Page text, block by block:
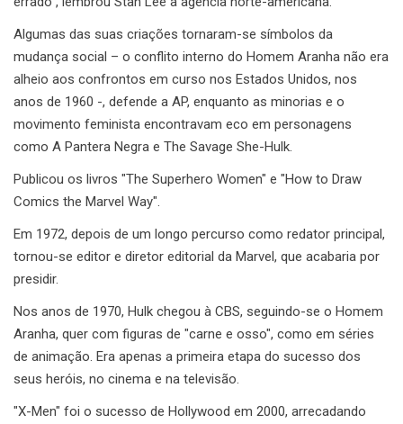
Algumas das suas criações tornaram-se símbolos da
mudança social – o conflito interno do Homem Aranha não era
alheio aos confrontos em curso nos Estados Unidos, nos
anos de 1960 -, defende a AP, enquanto as minorias e o
movimento feminista encontravam eco em personagens
como A Pantera Negra e The Savage She-Hulk.
Publicou os livros "The Superhero Women" e "How to Draw
Comics the Marvel Way".
Em 1972, depois de um longo percurso como redator principal,
tornou-se editor e diretor editorial da Marvel, que acabaria por
presidir.
Nos anos de 1970, Hulk chegou à CBS, seguindo-se o Homem
Aranha, quer com figuras de "carne e osso", como em séries
de animação. Era apenas a primeira etapa do sucesso dos
seus heróis, no cinema e na televisão.
"X-Men" foi o sucesso de Hollywood em 2000, arrecadando